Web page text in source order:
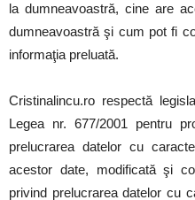
la dumneavoastră, cine are
dumneavoastră şi cum pot fi
informaţia preluată.
Cristinalincu.ro respectă
Legea nr. 677/2001 pentru
prelucrarea datelor cu
acestor date, modificată şi
privind prelucrarea datelor cu